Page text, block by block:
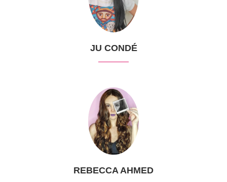
JU CONDÉ
REBECCA AHMED